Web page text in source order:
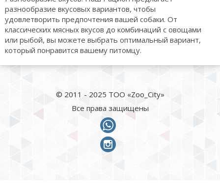
разнообразие вкусовых вариантов, чтобы
удовлетворить предпочтения вашей собаки. От
классических мясных вкусов до комбинаций с овощами
или рыбой, вы можете выбрать оптимальный вариант,
который понравится вашему питомцу.
© 2011 - 2025 ТОО «Zoo_City»
Все права защищены
whatsapp